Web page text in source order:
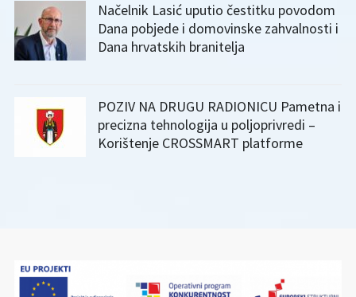
Načelnik Lasić uputio čestitku povodom
Dana pobjede i domovinske zahvalnosti i
Dana hrvatskih branitelja
POZIV NA DRUGU RADIONICU Pametna i
precizna tehnologija u poljoprivredi –
Korištenje CROSSMART platforme